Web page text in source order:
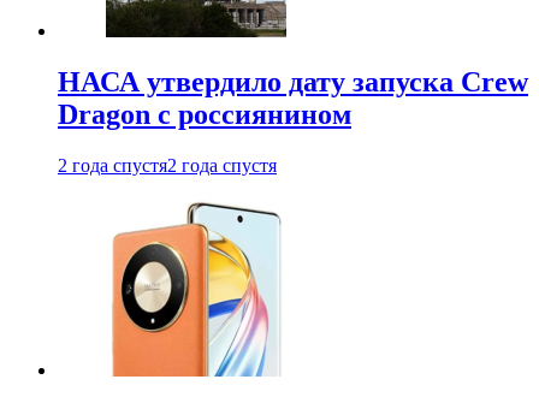
НАСА утвердило дату запуска Crew
Dragon с россиянином
2 года спустя2 года спустя